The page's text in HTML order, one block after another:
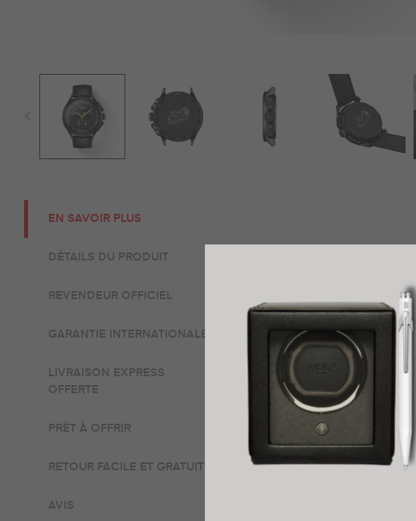
EN SAVOIR PLUS
DÉTAILS DU PRODUIT
REVENDEUR OFFICIEL
GARANTIE INTERNATIONALE
LIVRAISON EXPRESS
OFFERTE
PRÊT À OFFRIR
RETOUR FACILE ET GRATUIT
AVIS
La marque Tissot
événement le plus
dispose d’un cadran
couleur jaune au niveau
sécurisé cette édition
VENDEUR OFFICIEL
GARANTIE